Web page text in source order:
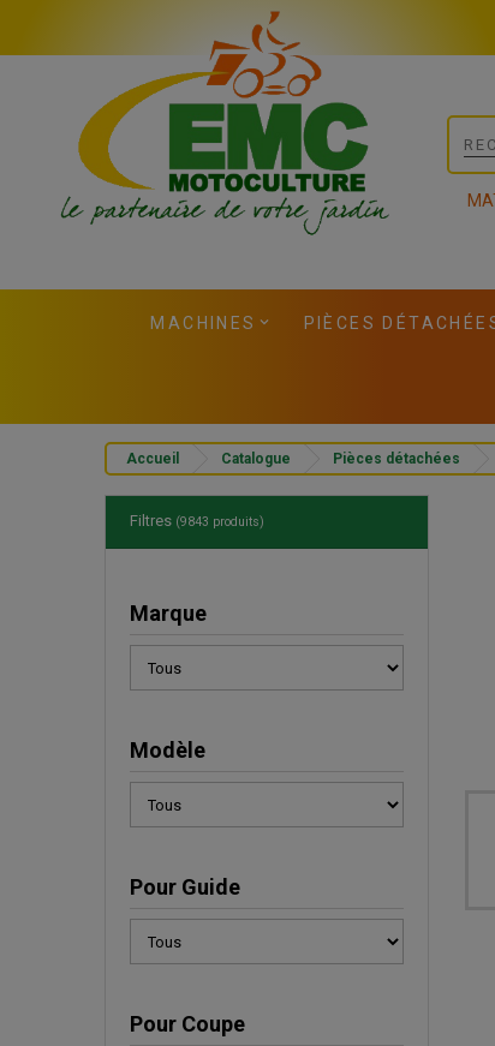
MACHINES PIÈCES
Accueil Catalogue Pièces détachées
Filtres (9843 produits)
Marque
Modèle
Pour Guide
Pour Coupe